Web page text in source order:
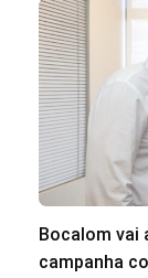
Bocalom vai
campanha